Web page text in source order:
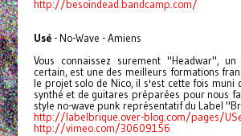
http://besoindead.bandcamp.com/
Usé- No-Wave - Amiens
Vous connaissez surement "Headwar",
certain, est une des meilleurs formations
le projet solo de Nico, il s'est cette fois muni
synthé et de guitares préparées pour nous
style no-wave punk représentatif du Label
http://labelbrique.over-blog.com/pages/
http://vimeo.com/30609156